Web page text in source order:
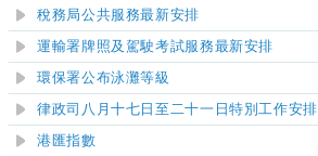
稅務局公共服務最新安排
運輸署牌照及駕駛考試服務最新安排
環保署公布泳灘等級
律政司八月十七日至二十一日特別工作安排
港匯指數